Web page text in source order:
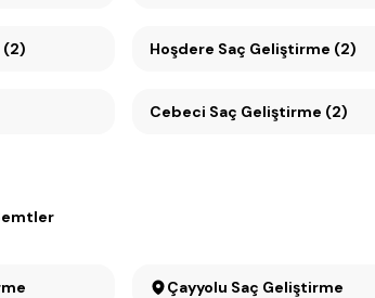
(2) Hoşdere Saç Geliştirme (2)
Cebeci Saç Geliştirme (2)
Çayyolu Saç Geliştirme